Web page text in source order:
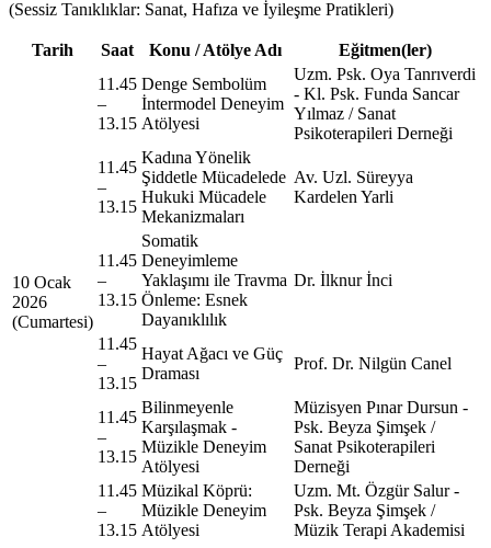
(Sessiz Tanıklıklar: Sanat, Hafıza ve İyileşme Pratikleri)
Tarih Saat Konu / Atölye Adı Eğitmen(ler)
10 Ocak
2026
(Cumartesi)
11.45
–
13.15
Denge Sembolüm
İntermodel Deneyim
Atölyesi
Uzm. Psk. Oya Tanrıverdi
- Kl. Psk. Funda Sancar
Yılmaz / Sanat
Psikoterapileri Derneği
11.45
–
13.15
Kadına Yönelik
Şiddetle Mücadelede
Hukuki Mücadele
Mekanizmaları
Av. Uzl. Süreyya
Kardelen Yarli
11.45
–
13.15
Somatik
Deneyimleme
Yaklaşımı ile Travma
Önleme: Esnek
Dayanıklılık
Dr. İlknur İnci
11.45
–
13.15
Hayat Ağacı ve Güç
Draması
Prof. Dr. Nilgün Canel
11.45
–
13.15
Bilinmeyenle
Karşılaşmak -
Müzikle Deneyim
Atölyesi
Müzisyen Pınar Dursun -
Psk. Beyza Şimşek /
Sanat Psikoterapileri
Derneği
11.45
–
13.15
Müzikal Köprü:
Müzikle Deneyim
Atölyesi
Uzm. Mt. Özgür Salur -
Psk. Beyza Şimşek /
Müzik Terapi Akademisi